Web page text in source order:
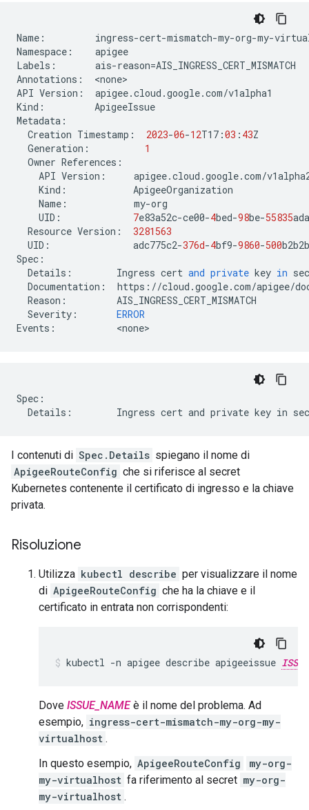
Name : ingress-cert-mismatch-my-org-my-
Namespace :
apigee
Labels : ais-reason=AIS_INGRESS_CERT_MISMATCH
Annotations : <none>
API Version : apigee.cloud .google.com/v1alpha1
Kind :
ApigeeIssue
Metadata :
Creation Timestamp : 2023-06-12T17 :03 : 43Z
Generation :
1
Owner References :
API Version : apigee.cloud .google.com/
Kind :
ApigeeOrganization
Name : my-org
UID : 7e83a52c-ce00-4bed-98be-55835
Resource Version :
3281563
UID : adc775c2-376d-4bf9-9860-500
Spec :
Details : Ingress cert and private key in
Documentation : https : //cloud .google.com/apigee/
Reason :
AIS_INGRESS_CERT_MISMATCH
Severity :
ERROR
Events : <none>
Spec:
Details:        Ingress cert and private key in
I contenuti di Spec.Details spiegano il nome di
ApigeeRouteConfig che si riferisce al secret
Kubernetes contenente il certificato di ingresso e la chiave
privata.
Risoluzione
Utilizza kubectl describe per visualizzare il nome
di ApigeeRouteConfig che ha la chiave e il
certificato in entrata non corrispondenti:
kubectl -n apigee describe apigeeissue
Dove ISSUE_NAMEè il nome del problema. Ad
esempio, ingress-cert-mismatch-my-org-my-
virtualhost .
In questo esempio, ApigeeRouteConfig
my-org-
my-virtualhost fa riferimento al secret my-org-
my-virtualhost .